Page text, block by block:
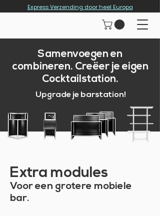
Express Verzending door heel Europa
Samenvoegen en
combineren. Creëer je eigen
Cocktailstation.
Upgrade je barstation!
Extra modules
Voor een grotere mobiele
bar.